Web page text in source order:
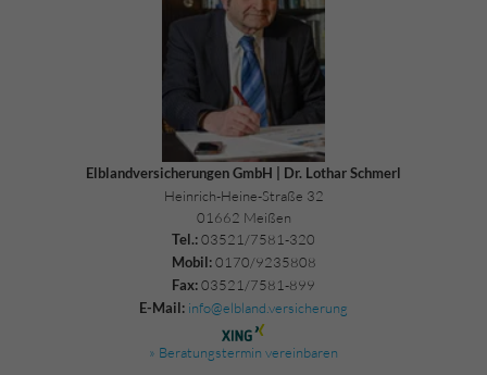
Elblandversicherungen GmbH | Dr. Lothar Schmerl
Heinrich-Heine-Straße 32
01662 Meißen
Tel.: 03521/7581-320
Mobil:0170/9235808
Fax: 03521/7581-899
E-Mail: info@elbland.versicherung
» Beratungstermin vereinbaren